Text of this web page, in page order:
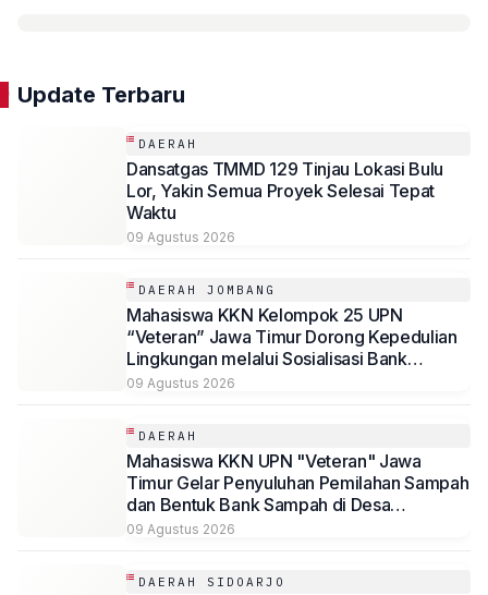
Update Terbaru
DAERAH
Dansatgas TMMD 129 Tinjau Lokasi Bulu
Lor, Yakin Semua Proyek Selesai Tepat
Waktu
09 Agustus 2026
DAERAH JOMBANG
Mahasiswa KKN Kelompok 25 UPN
“Veteran” Jawa Timur Dorong Kepedulian
Lingkungan melalui Sosialisasi Bank
Sampah dan Pengadaan Tempat Sampah
09 Agustus 2026
DAERAH
Mahasiswa KKN UPN "Veteran" Jawa
Timur Gelar Penyuluhan Pemilahan Sampah
dan Bentuk Bank Sampah di Desa
Penggaron
09 Agustus 2026
DAERAH SIDOARJO